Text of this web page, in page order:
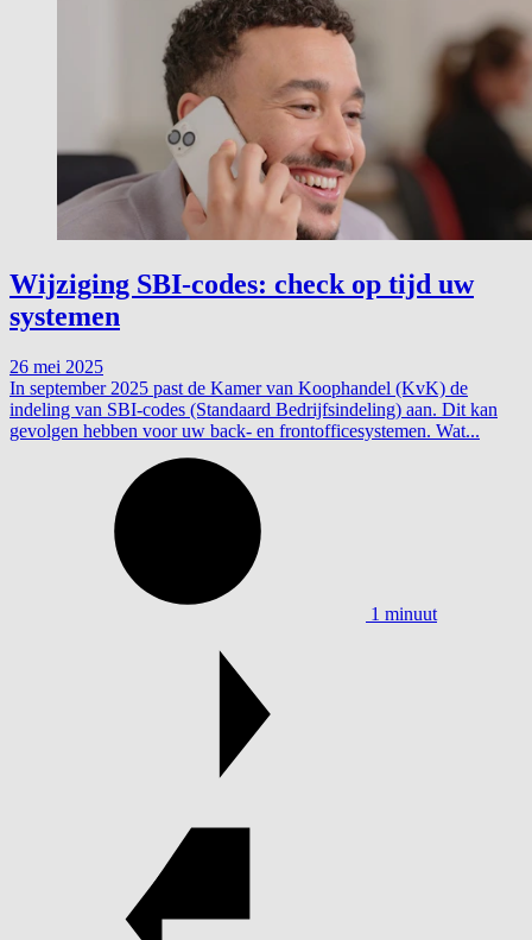
Wijziging SBI-codes: check op tijd uw
systemen
26 mei 2025
In september 2025 past de Kamer van Koophandel (KvK) de
indeling van SBI-codes (Standaard Bedrijfsindeling) aan. Dit kan
gevolgen hebben voor uw back- en frontofficesystemen. Wat...
1 minuut